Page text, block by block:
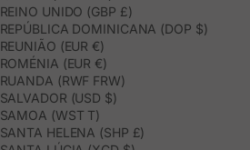
REINO UNIDO (GBP £)
REPÚBLICA DOMINICANA (DOP $)
REUNIÃO (EUR €)
ROMÉNIA (EUR €)
RUANDA (RWF FRW)
SALVADOR (USD $)
SAMOA (WST T)
SANTA HELENA (SHP £)